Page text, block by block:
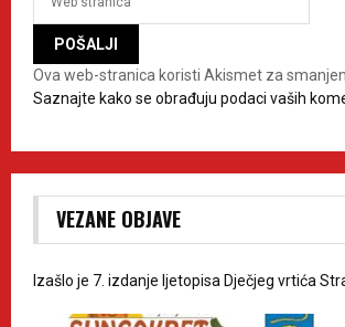
Ova web-stranica koristi Akismet za
Saznajte kako se obrađuju podaci vaših
VEZANE OBJAVE
Izašlo je 7. izdanje ljetopisa Dječjeg vrtića